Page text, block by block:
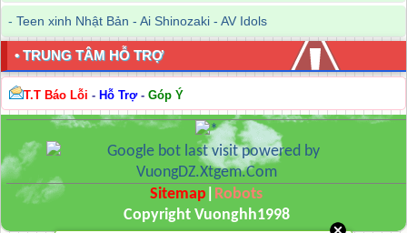
- Teen xinh Nhật Bản - Ai Shinozaki - AV Idols
• TRUNG TÂM HỖ TRỢ
T.T Báo Lỗi - Hỗ Trợ- Góp Ý
Sitemap Robots
Copyright Vuonghh1998